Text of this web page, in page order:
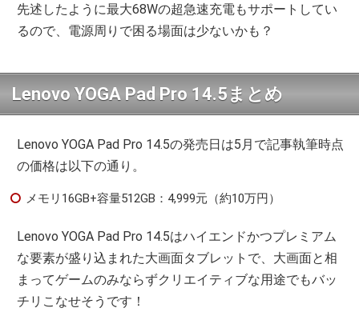
先述したように最大68Wの超急速充電もサポートしてい
るので、電源周りで困る場面は少ないかも？
Lenovo YOGA Pad Pro 14.5まとめ
Lenovo YOGA Pad Pro 14.5の発売日は5月で記事執筆時点
の価格は以下の通り。
メモリ16GB+容量512GB：4,999元（約10万円）
Lenovo YOGA Pad Pro 14.5はハイエンドかつプレミアム
な要素が盛り込まれた大画面タブレットで、大画面と相
まってゲームのみならずクリエイティブな用途でもバッ
チリこなせそうです！